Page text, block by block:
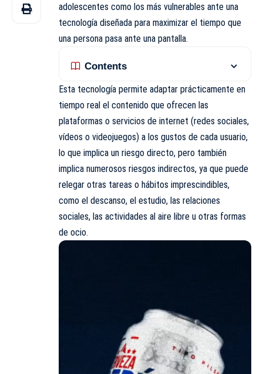
adolescentes como los más vulnerables ante una
tecnología diseñada para maximizar el tiempo que
una persona pasa ante una pantalla.
Contents
Esta tecnología permite adaptar prácticamente en
tiempo real el contenido que ofrecen las
plataformas o servicios de internet (redes sociales,
vídeos o videojuegos) a los gustos de cada usuario,
lo que implica un riesgo directo, pero también
implica numerosos riesgos indirectos, ya que puede
relegar otras tareas o hábitos imprescindibles,
como el descanso, el estudio, las relaciones
sociales, las actividades al aire libre u otras formas
de ocio.